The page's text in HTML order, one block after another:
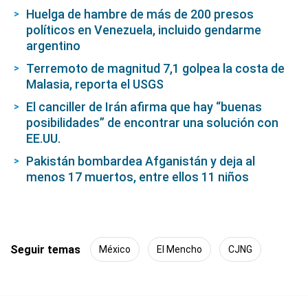
Huelga de hambre de más de 200 presos
políticos en Venezuela, incluido gendarme
argentino
Terremoto de magnitud 7,1 golpea la costa de
Malasia, reporta el USGS
El canciller de Irán afirma que hay “buenas
posibilidades” de encontrar una solución con
EE.UU.
Pakistán bombardea Afganistán y deja al
menos 17 muertos, entre ellos 11 niños
Seguir temas México El Mencho CJNG